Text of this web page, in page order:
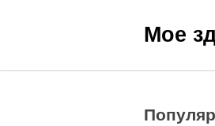
Мое